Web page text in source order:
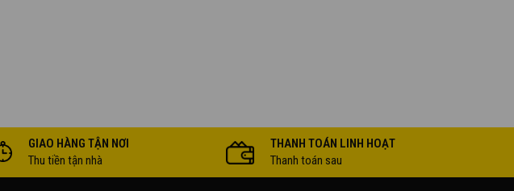
GIAO HÀNG TẬN NƠI
Thu tiền tận nhà
THANH TOÁN LINH HOẠT
Thanh toán sau